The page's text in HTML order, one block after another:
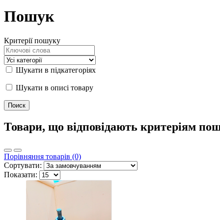
Пошук
Критерії пошуку
Шукати в підкатегоріях
Шукати в описі товару
Товари, що відповідають критеріям
Порівняння товарів (0)
Сортувати:
Показати: